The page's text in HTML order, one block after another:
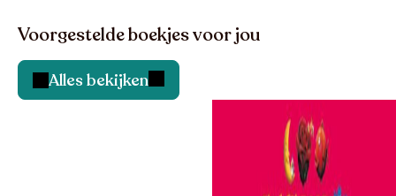
Voorgestelde boekjes voor jou
Alles bekijken